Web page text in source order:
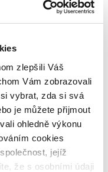
zlepšili Váš
Vám zobrazovali
vybrat, zda si svá
je můžete přijmout
ohledně výkonu
cookies
jejíž
že s osobními údaji
a jaká bude